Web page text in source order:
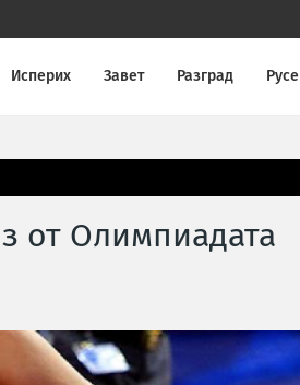
Исперих Завет Разград Русе
от Олимпиадата